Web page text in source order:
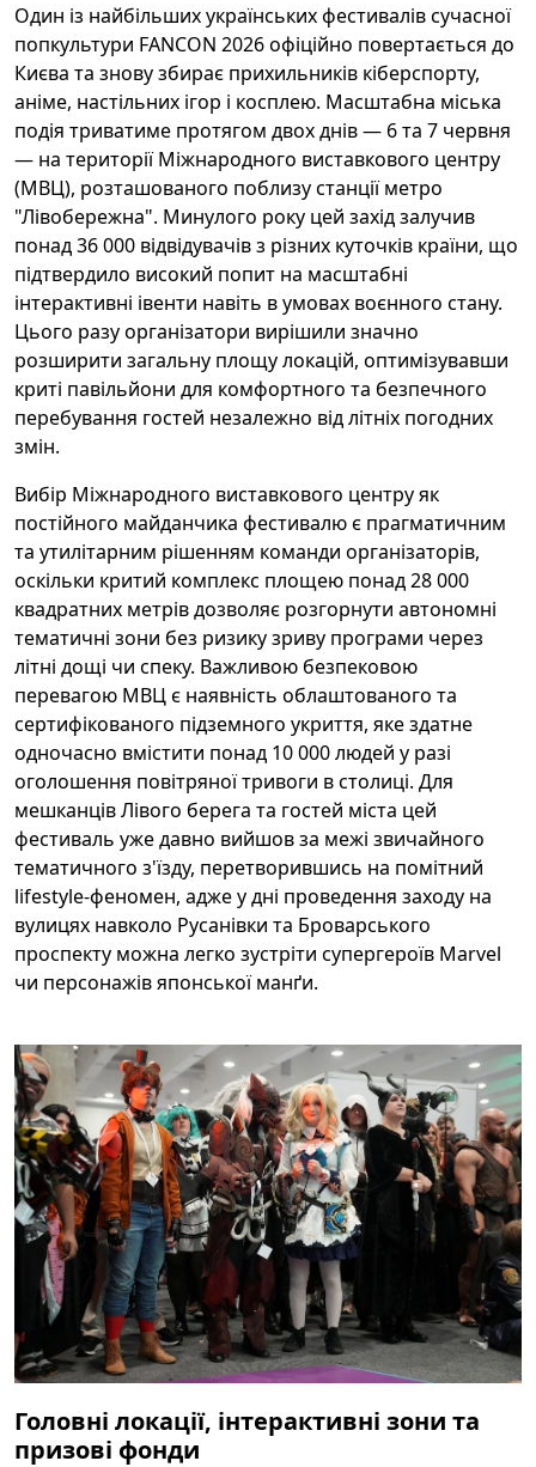
Один із найбільших українських фестивалів сучасної
попкультури FANCON 2026 офіційно повертається до
Києва та знову збирає прихильників кіберспорту,
аніме, настільних ігор і косплею. Масштабна міська
подія триватиме протягом двох днів — 6 та 7 червня
— на території Міжнародного виставкового центру
(МВЦ), розташованого поблизу станції метро
"Лівобережна". Минулого року цей захід залучив
понад 36 000 відвідувачів з різних куточків країни, що
підтвердило високий попит на масштабні
інтерактивні івенти навіть в умовах воєнного стану.
Цього разу організатори вирішили значно
розширити загальну площу локацій, оптимізувавши
криті павільйони для комфортного та безпечного
перебування гостей незалежно від літніх погодних
змін.
Вибір Міжнародного виставкового центру як
постійного майданчика фестивалю є прагматичним
та утилітарним рішенням команди організаторів,
оскільки критий комплекс площею понад 28 000
квадратних метрів дозволяє розгорнути автономні
тематичні зони без ризику зриву програми через
літні дощі чи спеку. Важливою безпековою
перевагою МВЦ є наявність облаштованого та
сертифікованого підземного укриття, яке здатне
одночасно вмістити понад 10 000 людей у разі
оголошення повітряної тривоги в столиці. Для
мешканців Лівого берега та гостей міста цей
фестиваль уже давно вийшов за межі звичайного
тематичного з'їзду, перетворившись на помітний
lifestyle-феномен, адже у дні проведення заходу на
вулицях навколо Русанівки та Броварського
проспекту можна легко зустріти супергероїв Marvel
чи персонажів японської манґи.
Головні локації, інтерактивні зони та
призові фонди